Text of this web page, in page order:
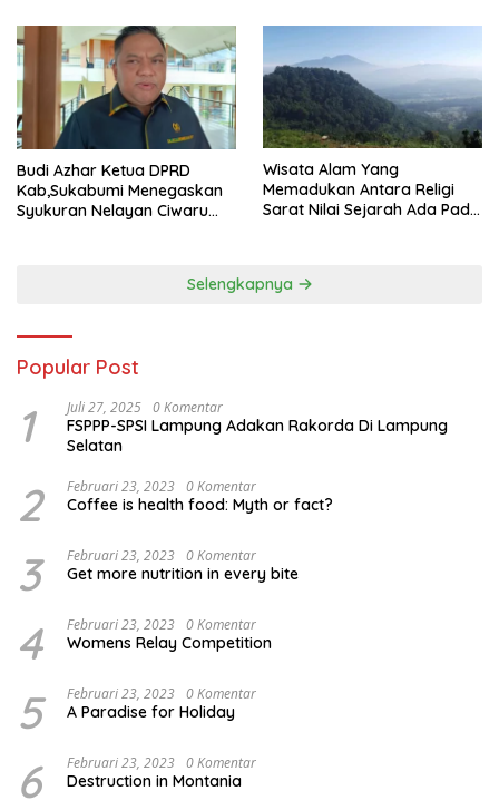
Budi Azhar Ketua DPRD
Kab,Sukabumi Menegaskan
Syukuran Nelayan Ciwaru
Wisata Alam Yang
Memadukan Antara Religi
Sarat Nilai Sejarah Ada Pada
Selengkapnya
Popular Post
1 Juli 27, 2025 0 Komentar
FSPPP-SPSI Lampung Adakan Rakorda Di Lampung
Selatan
2 Februari 23, 2023 0 Komentar
Coffee is health food: Myth or fact?
3 Februari 23, 2023 0 Komentar
Get more nutrition in every bite
4 Februari 23, 2023 0 Komentar
Womens Relay Competition
5 Februari 23, 2023 0 Komentar
A Paradise for Holiday
6 Februari 23, 2023 0 Komentar
Destruction in Montania